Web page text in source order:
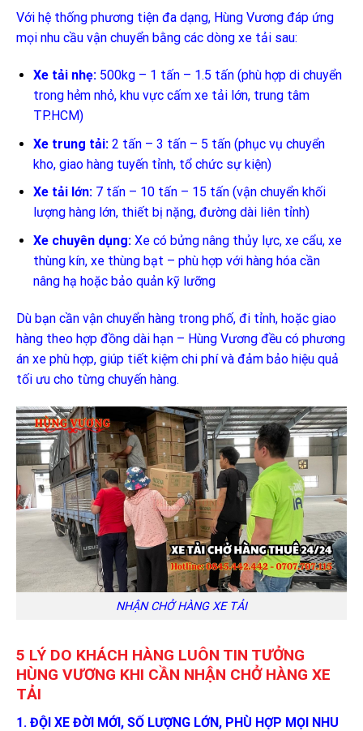
Với hệ thống phương tiện đa dạng, Hùng Vương đáp ứng
mọi nhu cầu vận chuyển bằng các dòng xe tải sau:
Xe tải nhẹ:500kg – 1 tấn – 1.5 tấn (phù hợp di chuyển
trong hẻm nhỏ, khu vực cấm xe tải lớn, trung tâm
TP.HCM)
Xe trung tải:2 tấn – 3 tấn – 5 tấn (phục vụ chuyển
kho, giao hàng tuyến tỉnh, tổ chức sự kiện)
Xe tải lớn:7 tấn – 10 tấn – 15 tấn (vận chuyển khối
lượng hàng lớn, thiết bị nặng, đường dài liên tỉnh)
Xe chuyên dụng:Xe có bửng nâng thủy lực, xe cẩu, xe
thùng kín, xe thùng bạt – phù hợp với hàng hóa cần
nâng hạ hoặc bảo quản kỹ lưỡng
Dù bạn cần vận chuyển hàng trong phố, đi tỉnh, hoặc giao
hàng theo hợp đồng dài hạn – Hùng Vương đều có phương
án xe phù hợp, giúp tiết kiệm chi phí và đảm bảo hiệu quả
tối ưu cho từng chuyến hàng.
NHẬN CHỞ HÀNG XE TẢI
5 LÝ DO KHÁCH HÀNG LUÔN TIN TƯỞNG
HÙNG VƯƠNG KHI CẦN NHẬN CHỞ HÀNG XE
TẢI
1. ĐỘI XE ĐỜI MỚI, SỐ LƯỢNG LỚN, PHÙ HỢP MỌI NHU